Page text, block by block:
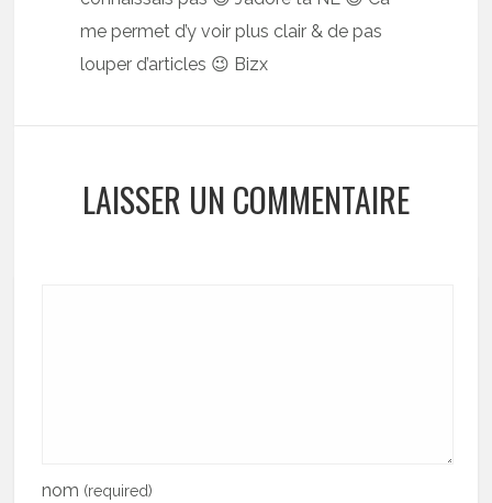
me permet d’y voir plus clair & de pas
louper d’articles 😉 Bizx
LAISSER UN COMMENTAIRE
nom (required)